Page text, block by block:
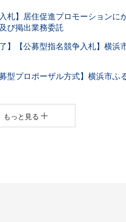
札】居住促進プロモーションに
び掲出業務委託
】【公募型指名競争入札】横浜
型プロポーザル方式】横浜市ふ
もっと見る